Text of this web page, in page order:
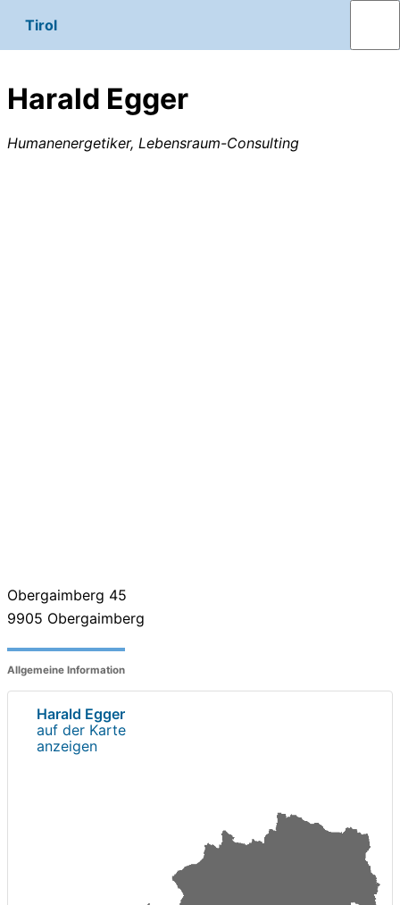
Tirol
Harald Egger
Humanenergetiker, Lebensraum-Consulting
Obergaimberg 45
9905 Obergaimberg
Allgemeine Information
Harald Egger
auf der Karte
anzeigen